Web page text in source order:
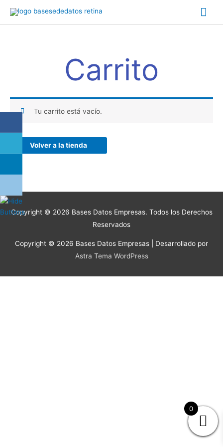
contenido
Carrito
Tu carrito está vacío.
Volver a la tienda
Copyright © 2026 Bases Datos Empresas. Todos los Derechos
Reservados
Copyright © 2026 Bases Datos Empresas | Desarrollado por
Astra Tema WordPress
0